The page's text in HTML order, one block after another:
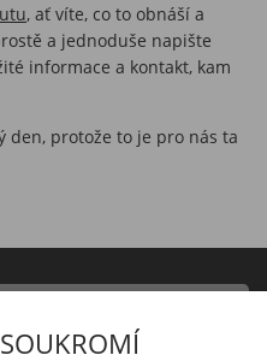
, ať víte, co to obnáší a
a jednoduše napište
informace a kontakt, kam
den, protože to je pro nás ta